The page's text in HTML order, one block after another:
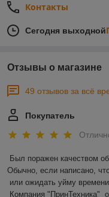
Контакты
Сегодня выходной
Отзывы о магазине
49 отзывов за всё
Покупатель
Был поражен качеством
Обычно, если написано,